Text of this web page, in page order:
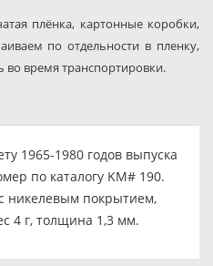
плёнка, картонные коробки,
по отдельности в пленку,
во время транспортировки.
1965-1980 годов выпуска
по каталогу KM# 190.
никелевым покрытием,
4 г, толщина 1,3 мм.